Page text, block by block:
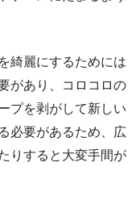
綺麗にするためには
があり、コロコロの
プを剥がして新しい
必要があるため、広
りすると大変手間が